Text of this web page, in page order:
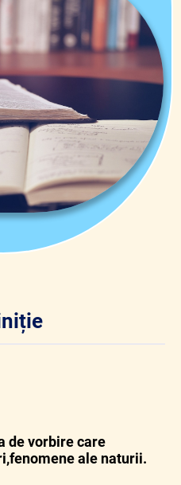
de vorbire care
ale naturii.